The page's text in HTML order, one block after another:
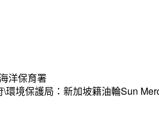
洋保育署
環境保護局：新加坡籍油輪Sun